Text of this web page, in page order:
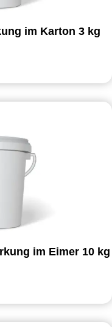
im Karton 3 kg
im Eimer 10 kg